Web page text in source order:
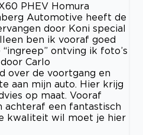
PHEV Homura
Automotive heeft de
door Koni special
ben ik vooraf goed
ontving ik foto’s
Carlo
over de voortgang en
aan mijn auto. Hier krijg
op maat. Vooraf
achteraf een fantastisch
kwaliteit wil moet je hier